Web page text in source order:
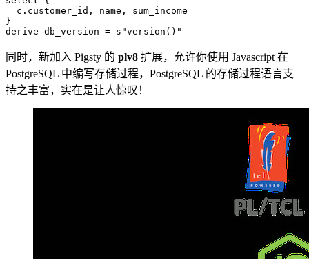
c . customer_id , name ,
sum_income
}
derive db_version = s "version()"
同时，新加入 Pigsty 的 plv8 扩展，允许你使用 Javascript 在
PostgreSQL 中编写存储过程，PostgreSQL 的存储过程语言支
持之丰富，实在是让人惊叹！